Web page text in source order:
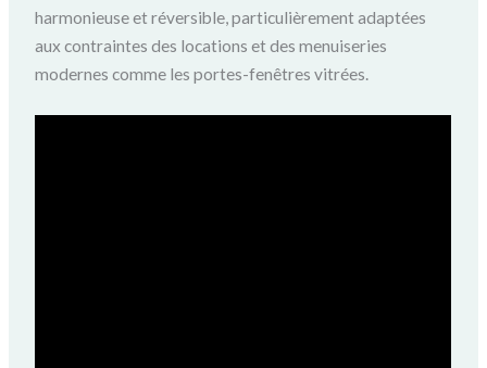
harmonieuse et réversible, particulièrement adaptées
aux contraintes des locations et des menuiseries
modernes comme les portes-fenêtres vitrées.